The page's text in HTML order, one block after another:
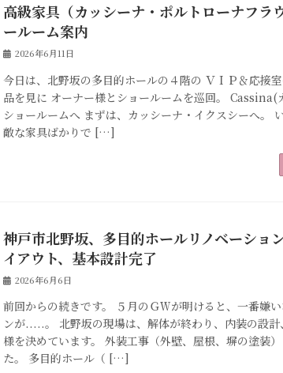
高級家具（カッシーナ・ポルトローナフラ
ールーム案内
2026年6月11日
今日は、北野坂の多目的ホールの４階の ＶＩＰ＆応接
品を見に オーナー様とショールームを巡回。 Cassina(
ショールームへ まずは、カッシーナ・イクスシーへ。
敵な家具ばかりで […]
神戸市北野坂、多目的ホールリノベーショ
イアウト、基本設計完了
2026年6月6日
前回からの続きです。 ５月のＧＷが明けると、一番嫌
ンが.....。 北野坂の現場は、解体が終わり、内装の設計
様を決めています。 外装工事（外壁、屋根、塀の塗装
た。 多目的ホール（ […]